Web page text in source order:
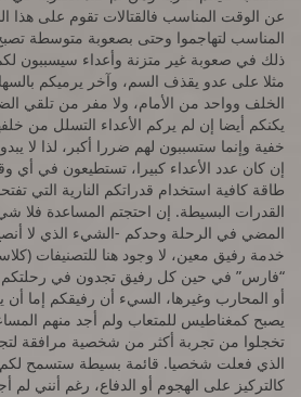
عن الوقت المناسب فالقتالات تقوم على هذا
المناسب لتهاجموا وحتى بصعوبة متوسطة
ذلك في صعوبة غير متزنة وأعداء سيسببون لكم
مثلا على عدو يقذف السم، وآخر يرميكم
الخلف وواحد من الأمام، ولا مفر من تلقي
يكنكم أيضا إن لم يركم الأعداء التسلل من
خفية وإنما ستسببون لهم ضررا أكبر، لذا لا
إن كان عدد الأعداء كبيرا، تستطيعون في أي
طاقة كافية استخدام قدراتكم النارية التي
القدرات البسيطة. إن احتجتم المساعدة فلا
المضي في الرحلة وحدكم -الشيء الذي لا
خدمة رفيق معين، لا وجود هنا للتصنيفات
“فارس” في حين كل رفيق تجدون في رحلتكم
أو المحارب وغيرها، السيء أن رفيقكم إما أن
يصبح كمغناطيس للمتعاب ولم أجد منهم المساعدة
تخجلوا من تجربة أكثر من شخصية مرافقة
الذي فعلت شخصيا. قائمة بسيطة ستسمح لكم
كالتركيز على الهجوم أو الدفاع، رغم أنني لم